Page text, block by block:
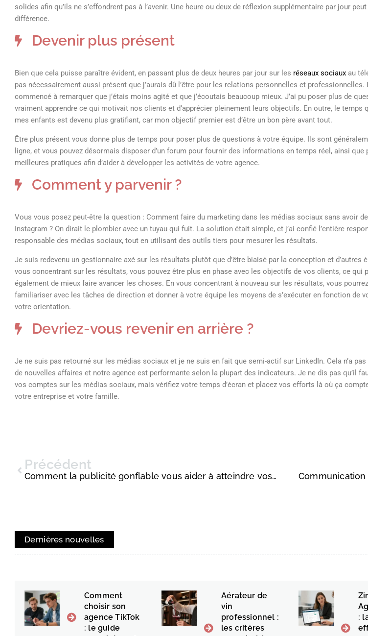
solides afin qu’ils ne s’effondrent pas à l’avenir. Une heure ou deux de réflexion supplémentaire par jour
différence.
Devenir plus présent
Bien que cela puisse paraître évident, en passant plus de deux heures par jour sur les réseaux sociaux au
pas nécessairement aussi présent que j’aurais dû l’être pour les relations personnelles et professionnelles.
commencé à remarquer que j’étais moins agité et que j’écoutais beaucoup mieux. J’ai pu poser plus de
vraiment apprendre ce qui motivait nos clients et d’apprécier pleinement leurs objectifs. En outre, le temps
mes enfants est devenu plus gratifiant, car mon objectif premier est d’être un bon père avant tout.
Être plus présent vous donne plus de temps pour poser plus de questions à votre équipe. Ils sont
ligne, et vous pouvez désormais disposer d’un forum pour fournir des informations en temps réel, ainsi que
meilleures pratiques afin d’aider à développer les activités de votre agence.
Comment y parvenir ?
Vous vous posez peut-être la question : Comment faire du marketing dans les médias sociaux sans avoir
Instagram ? On dirait le plombier avec un tuyau qui fuit. La solution était simple, et j’ai confié l’entière
responsable des médias sociaux, tout en utilisant des outils tiers pour mesurer les résultats.
Je suis redevenu un gestionnaire axé sur les résultats plutôt que d’être biaisé par la conception et d’autres
vous concentrant sur les résultats, vous pouvez être plus en phase avec les objectifs de vos clients, ce qui
également de mieux faire avancer les choses. En vous concentrant à nouveau sur les résultats, vous
familiariser avec les tâches de direction et donner à votre équipe les moyens de s’exécuter en fonction de
votre orientation.
Devriez-vous revenir en arrière ?
Je ne suis pas retourné sur les médias sociaux et je ne suis en fait que semi-actif sur LinkedIn. Cela n’a
de nouvelles affaires et notre agence est performante selon la plupart des indicateurs. Je ne dis pas qu’il
vos comptes sur les médias sociaux, mais vérifiez votre temps d’écran et placez vos efforts là où ça
votre entreprise et votre famille.
Précédent
Comment la publicité gonflable vous aider à atteindre vos objectifs de marketing
Dernières nouvelles
Comment
choisir son
agence TikTok
: le guide
Aérateur de
vin
professionnel :
les critères
: